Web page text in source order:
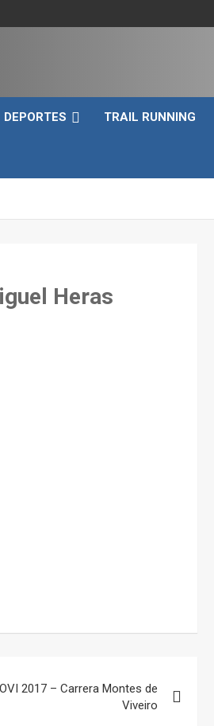
DEPORTES TRAIL RUNNING
Heras
2017 – Carrera Montes de
Viveiro